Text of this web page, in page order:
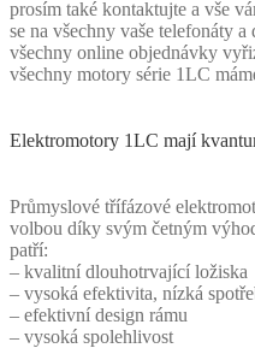
prosím také kontaktujte a vše
se na všechny vaše telefonáty
všechny online objednávky
všechny motory série 1LC
Elektromotory 1LC mají
Průmyslové třífázové
volbou díky svým četným
patří:
– kvalitní dlouhotrvající ložiska
– vysoká efektivita, nízká
– efektivní design rámu
– vysoká spolehlivost